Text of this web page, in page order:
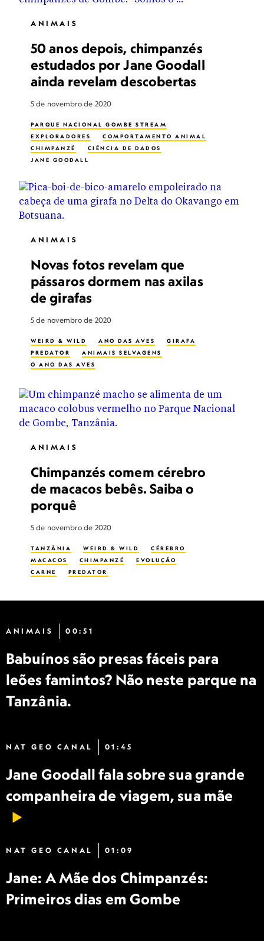
ANIMAIS
50 anos depois, chimpanzés
estudados por Jane Goodall
ainda revelam descobertas
5 de novembro de 2020
PARQUE NACIONAL GOMBE STREAM
EXPLORADORES
COMPORTAMENTO ANIMAL
CHIMPANZÉ
CIÊNCIA DE DADOS
JANE GOODALL
ANIMAIS
Novas fotos revelam que
pássaros dormem nas axilas
de girafas
5 de novembro de 2020
WEIRD & WILD ANO DAS AVES
GIRAFA
PREDATOR
ANIMAIS SELVAGENS
O ANO DAS AVES
ANIMAIS
Chimpanzés comem cérebro
de macacos bebês. Saiba o
porquê
5 de novembro de 2020
TANZÂNIA WEIRD & WILD
CÉREBRO
MACACOS
CHIMPANZÉ
EVOLUÇÃO
CARNE
PREDATOR
ANIMAIS 00:51
Babuínos são presas fáceis para
leões famintos? Não neste parque na
Tanzânia.
NAT GEO CANAL 01:45
Jane Goodall fala sobre sua grande
companheira de viagem, sua mãe
NAT GEO CANAL 01:09
Jane: A Mãe dos Chimpanzés:
Primeiros dias em Gombe